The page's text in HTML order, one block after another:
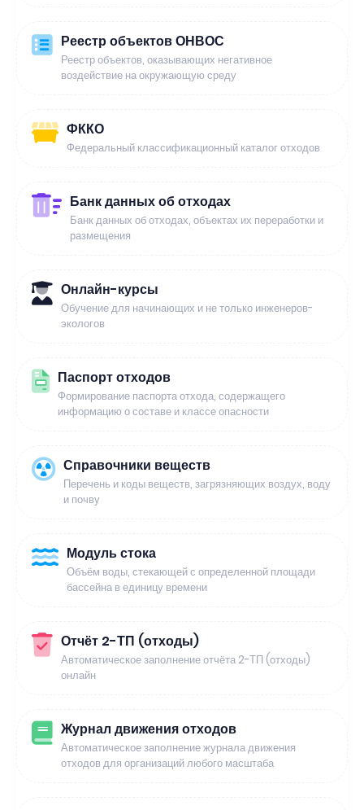
Реестр объектов ОНВОС
Реестр объектов, оказывающих негативное
воздействие на окружающую среду
ФККО
Федеральный классификационный каталог отходов
Банк данных об отходах
Банк данных об отходах, объектах их переработки и
размещения
Онлайн-курсы
Обучение для начинающих и не только инженеров-
экологов
Паспорт отходов
Формирование паспорта отхода, содержащего
информацию о составе и классе опасности
Справочники веществ
Перечень и коды веществ, загрязняющих воздух, воду
и почву
Модуль стока
Объём воды, стекающей с определенной площади
бассейна в единицу времени
Отчёт 2-ТП (отходы)
Автоматическое заполнение отчёта 2-ТП (отходы)
онлайн
Журнал движения отходов
Автоматическое заполнение журнала движения
отходов для организаций любого масштаба